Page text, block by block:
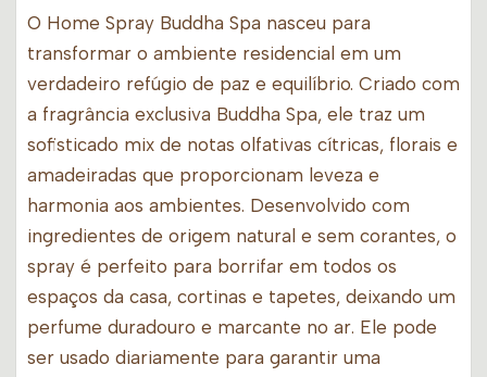
O Home Spray Buddha Spa nasceu para
transformar o ambiente residencial em um
verdadeiro refúgio de paz e equilíbrio. Criado com
a fragrância exclusiva Buddha Spa, ele traz um
sofisticado mix de notas olfativas cítricas, florais e
amadeiradas que proporcionam leveza e
harmonia aos ambientes. Desenvolvido com
ingredientes de origem natural e sem corantes, o
spray é perfeito para borrifar em todos os
espaços da casa, cortinas e tapetes, deixando um
perfume duradouro e marcante no ar. Ele pode
ser usado diariamente para garantir uma